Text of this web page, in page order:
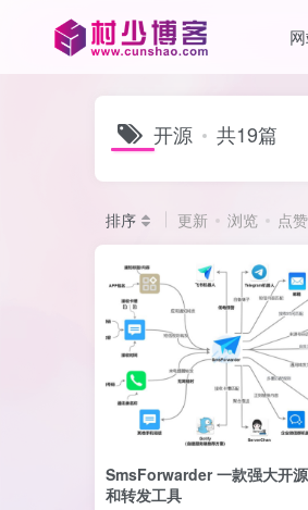
开源 共19篇
排序 更新 浏览 点赞
SmsForwarder 一款强大开
和转发工具